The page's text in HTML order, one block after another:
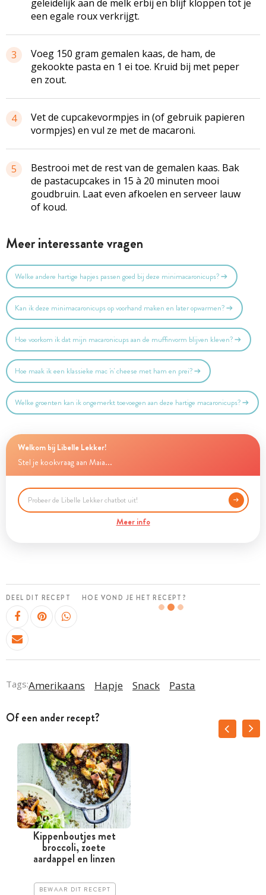
geleidelijk aan de melk erbij en blijf kloppen tot je
een egale roux verkrijgt.
3
Voeg 150 gram gemalen kaas, de ham, de
gekookte pasta en 1 ei toe. Kruid bij met peper
en zout.
4
Vet de cupcakevormpjes in (of gebruik papieren
vormpjes) en vul ze met de macaroni.
5
Bestrooi met de rest van de gemalen kaas. Bak
de pastacupcakes in 15 à 20 minuten mooi
goudbruin. Laat even afkoelen en serveer lauw
of koud.
Meer interessante vragen
Welke andere hartige hapjes passen goed bij deze minimacaronicups?
Kan ik deze minimacaronicups op voorhand maken en later opwarmen?
Hoe voorkom ik dat mijn macaronicups aan de muffinvorm blijven kleven?
Hoe maak ik een klassieke mac 'n' cheese met ham en prei?
Welke groenten kan ik ongemerkt toevoegen aan deze hartige macaronicups?
Welkom bij Libelle Lekker!
Stel je kookvraag aan Maia...
Meer info
DEEL DIT RECEPT HOE VOND JE HET RECEPT?
Tags:Amerikaans Hapje Snack Pasta
Of een ander recept?
Kippenboutjes met
broccoli, zoete
aardappel en linzen
BEWAAR DIT RECEPT